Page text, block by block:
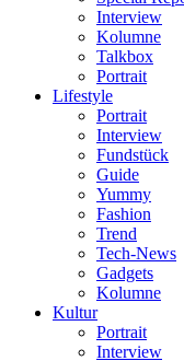
Interview
Kolumne
Talkbox
Portrait
Lifestyle
Portrait
Interview
Fundstück
Guide
Yummy
Fashion
Trend
Tech-News
Gadgets
Kolumne
Kultur
Portrait
Interview